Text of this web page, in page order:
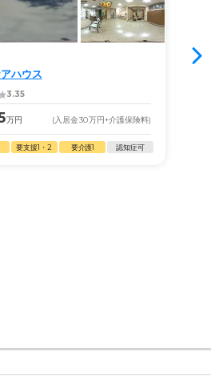
ハウス
3.35
万円 (入居金30万円+介護保険料)
要支援1・2 要介護1 認知症可